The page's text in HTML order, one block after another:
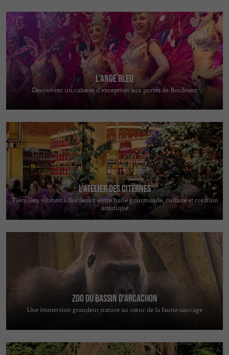
L'Ange Bleu
Découvrez un cabaret d’exception aux portes de Bordeaux
L'Atelier des Citernes
Tiers-lieu vibrant à Bordeaux entre halle gourmande, culture et création
artistique
Zoo du Bassin d'Arcachon
Une immersion grandeur nature au cœur de la faune sauvage